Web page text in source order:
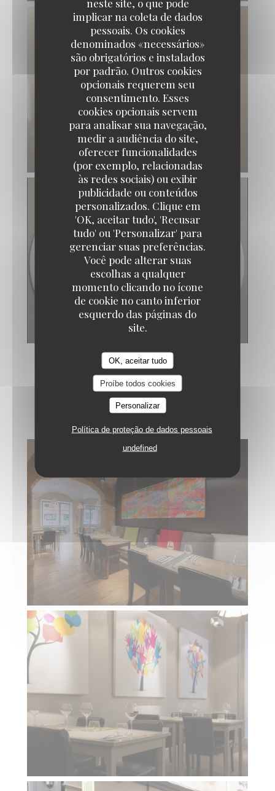
implicar na coleta de dados
pessoais. Os cookies
denominados «necessários»
são obrigatórios e instalados
por padrão. Outros cookies
opcionais requerem seu
consentimento. Esses
cookies opcionais servem
para analisar sua navegação,
medir a audiência do site,
oferecer funcionalidades
(por exemplo, relacionadas
às redes sociais) ou exibir
publicidade ou conteúdos
personalizados. Clique em
'OK, aceitar tudo', 'Recusar
tudo' ou 'Personalizar' para
gerenciar suas preferências.
Você pode alterar suas
escolhas a qualquer
momento clicando no ícone
de cookie no canto inferior
esquerdo das páginas do
site.
OK, aceitar tudo
Proíbe todos cookies
Personalizar
Política de proteção de dados pessoais
undefined
photos du restaurant
Carré Royal